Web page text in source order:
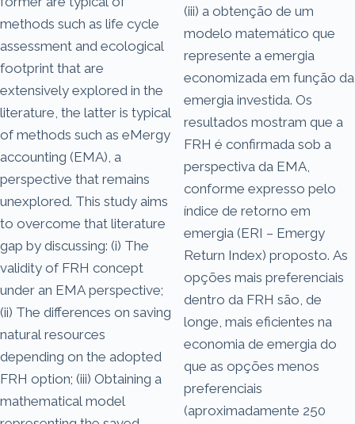
methods such as life cycle
assessment and ecological
footprint that are
extensively explored in the
literature, the latter is typical
of methods such as eMergy
accounting (EMA), a
perspective that remains
unexplored. This study aims
to overcome that literature
gap by discussing: (i) The
validity of FRH concept
under an EMA perspective;
(ii) The differences on saving
natural resources
depending on the adopted
FRH option; (iii) Obtaining a
mathematical model
(iii) a obtenção de um
modelo matemático que
represente a emergia
economizada em função da
emergia investida. Os
resultados mostram que a
FRH é confirmada sob a
perspectiva da EMA,
conforme expresso pelo
índice de retorno em
emergia (ERI – Emergy
Return Index) proposto. As
opções mais preferenciais
dentro da FRH são, de
longe, mais eficientes na
economia de emergia do
que as opções menos
preferenciais
(aproximadamente 250